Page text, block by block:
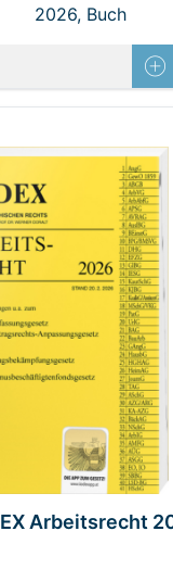
Pfeil
2026, Buch
Arbeitsrecht